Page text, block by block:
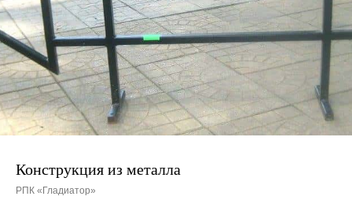
Конструкция из металла
РПК «Гладиатор»